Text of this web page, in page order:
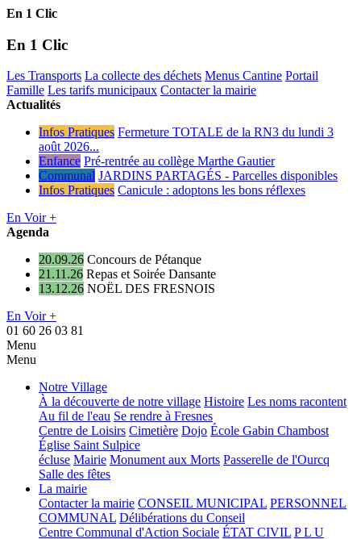
En 1 Clic
En 1 Clic
Les Transports La collecte des déchets Menus Cantine Portail
Famille Les tarifs municipaux Contacter la mairie
Actualités
Infos Pratiques Fermeture TOTALE de la RN3 du lundi 3
août 2026...
Enfance Pré-rentrée au collège Marthe Gautier
Communal JARDINS PARTAGÉS - Parcelles disponibles
Infos Pratiques Canicule : adoptons les bons réflexes
En Voir +
Agenda
20.09.26 Concours de Pétanque
21.11.26 Repas et Soirée Dansante
13.12.26 NOËL DES FRESNOIS
En Voir +
01 60 26 03 81
Menu
Menu
Notre Village
À la découverte de notre village Histoire Les noms racontent
Au fil de l'eau Se rendre à Fresnes
Centre de Loisirs Cimetière Dojo École Gabin Chambost
Église Saint Sulpice
écluse Mairie Monument aux Morts Passerelle de l'Ourcq
Salle des fêtes
La mairie
Contacter la mairie CONSEIL MUNICIPAL PERSONNEL
COMMUNAL Délibérations du Conseil
Centre Communal d'Action Sociale ÉTAT CIVIL P L U